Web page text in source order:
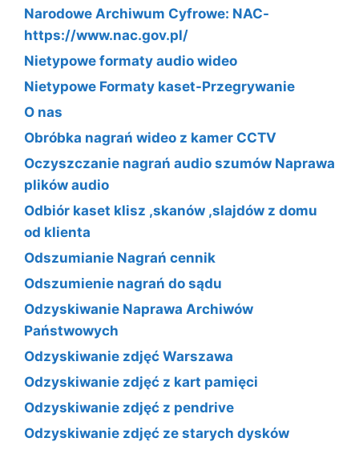
Narodowe Archiwum Cyfrowe: NAC-
https://www.nac.gov.pl/
Nietypowe formaty audio wideo
Nietypowe Formaty kaset-Przegrywanie
O nas
Obróbka nagrań wideo z kamer CCTV
Oczyszczanie nagrań audio szumów Naprawa
plików audio
Odbiór kaset klisz ,skanów ,slajdów z domu
od klienta
Odszumianie Nagrań cennik
Odszumienie nagrań do sądu
Odzyskiwanie Naprawa Archiwów
Państwowych
Odzyskiwanie zdjęć Warszawa
Odzyskiwanie zdjęć z kart pamięci
Odzyskiwanie zdjęć z pendrive
Odzyskiwanie zdjęć ze starych dysków